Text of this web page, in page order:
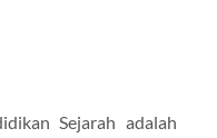
Sejarah adalah